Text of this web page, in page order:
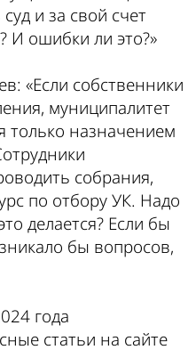
и за свой счет
И ошибки ли это?»
«Если собственники
муниципалитет
только назначением
собрания,
по отбору УК. Надо
делается? Если бы
бы вопросов,
года
статьи на сайте